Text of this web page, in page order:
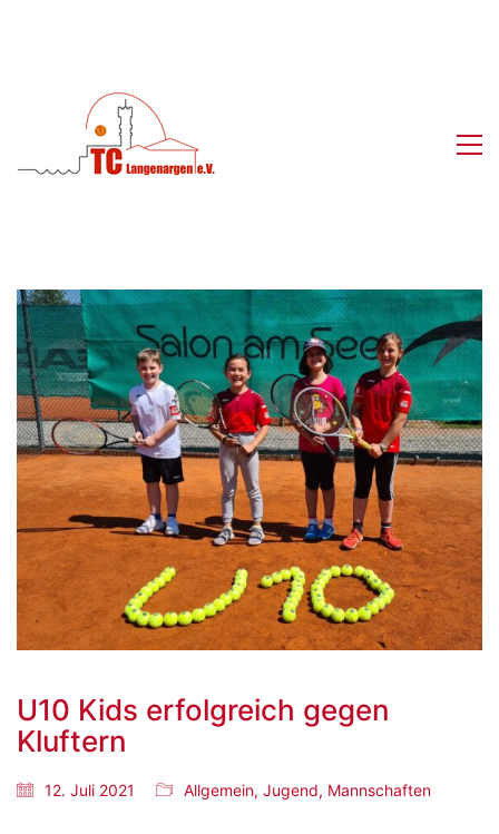
U10 Kids erfolgreich gegen
Kluftern
12. Juli 2021 Allgemein, Jugend, Mannschaften